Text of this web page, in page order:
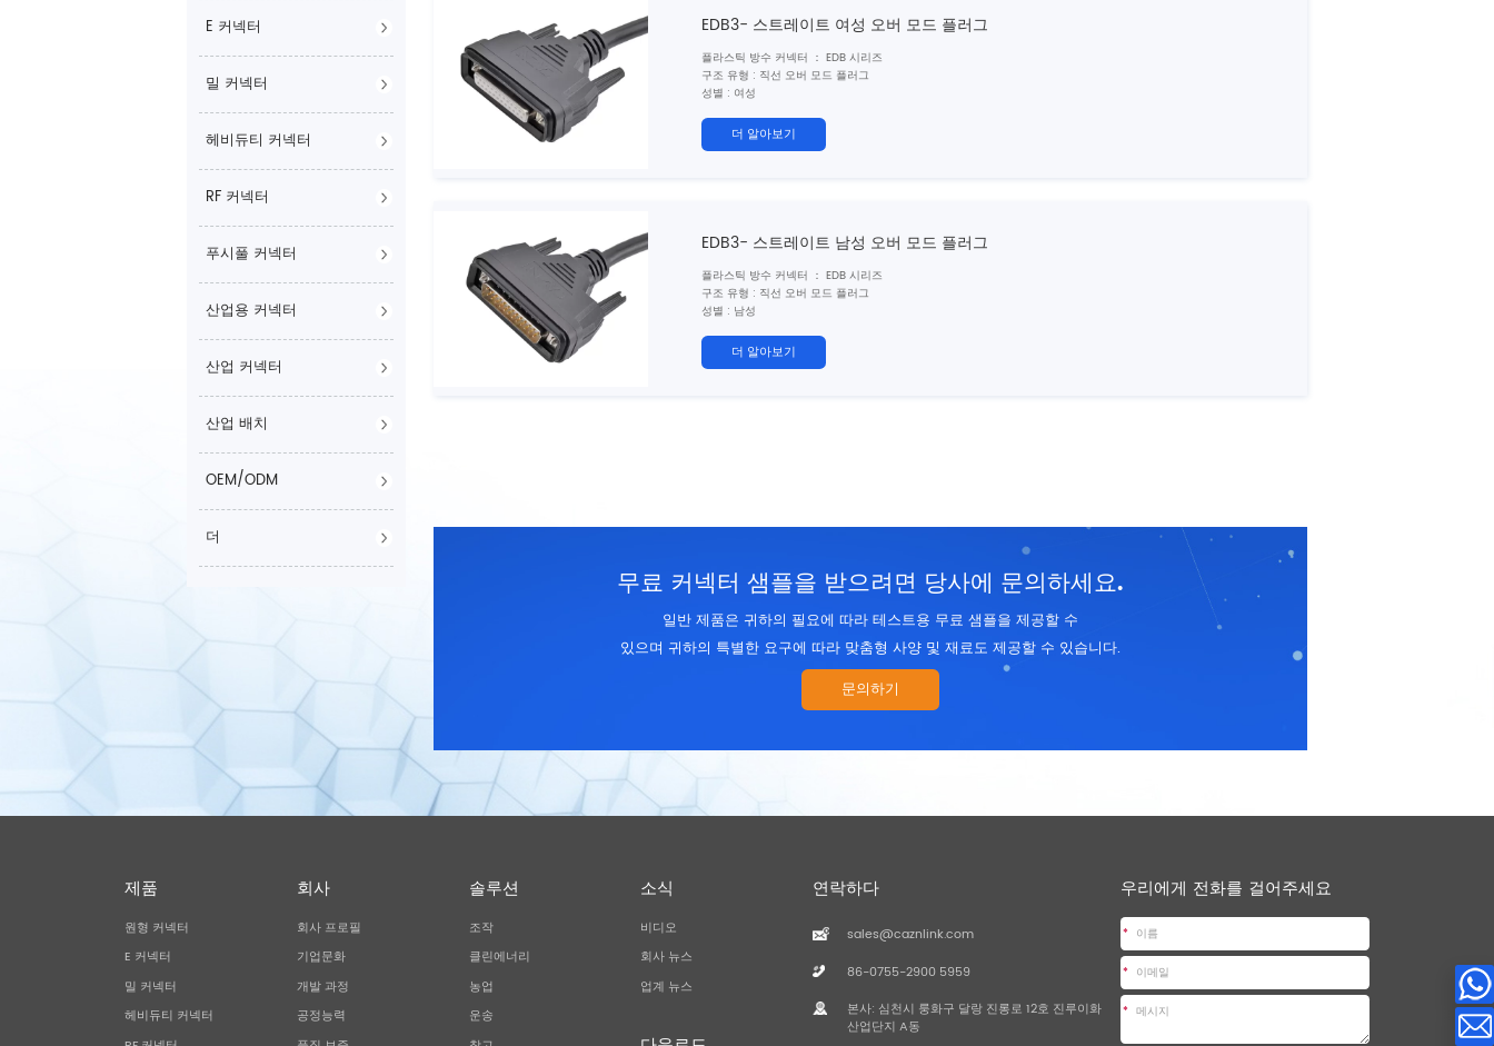
E 커넥터
밀 커넥터
헤비듀티 커넥터
RF 커넥터
푸시풀 커넥터
산업용 커넥터
산업 커넥터
산업 배치
OEM/ODM
더
EDB3- 스트레이트 여성 오버 모드 플러그
플라스틱 방수 커넥터 ： EDB 시리즈
구조 유형 : 직선 오버 모드 플러그
성별 : 여성
차폐 : 예/아니오
인증 : CE 、 rohs
더 알아보기
EDB3- 스트레이트 남성 오버 모드 플러그
플라스틱 방수 커넥터 ： EDB 시리즈
구조 유형 : 직선 오버 모드 플러그
성별 : 남성
차폐 : 예/아니오
인증 : CE 、 rohs
더 알아보기
무료 커넥터 샘플을 받으려면 당사에 문의하세요.
일반 제품은 귀하의 필요에 따라 테스트용 무료 샘플을 제공할 수
있으며 귀하의 특별한 요구에 따라 맞춤형 사양 및 재료도 제공할 수 있습니다.
문의하기
제품
원형 커넥터
E 커넥터
밀 커넥터
헤비듀티 커넥터
회사
회사 프로필
기업문화
개발 과정
공정능력
솔루션
조작
클린에너리
농업
운송
소식
비디오
회사 뉴스
업계 뉴스
연락하다
sales@caznlink.com
86-0755-2900 5959
본사: 심천시 룽화구 달랑 진롱로 12호 진루이화
산업단지 A동
우리에게 전화를 걸어주세요
*
*
*